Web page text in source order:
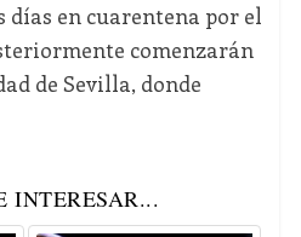
en cuarentena por el
comenzarán
de Sevilla, donde
INTERESAR...